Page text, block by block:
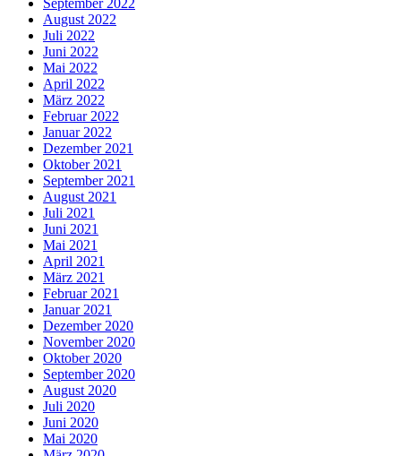
August 2022
Juli 2022
Juni 2022
Mai 2022
April 2022
März 2022
Februar 2022
Januar 2022
Dezember 2021
Oktober 2021
September 2021
August 2021
Juli 2021
Juni 2021
Mai 2021
April 2021
März 2021
Februar 2021
Januar 2021
Dezember 2020
November 2020
Oktober 2020
September 2020
August 2020
Juli 2020
Juni 2020
Mai 2020